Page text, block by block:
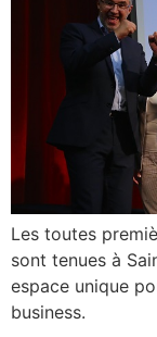
Les toutes
sont tenues à
espace unique
business.